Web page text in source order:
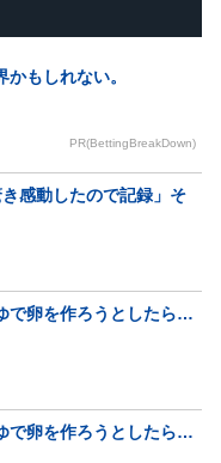
もしれない。
PR(BettingBreakDown)
き感動したので記録」そ
で卵を作ろうとしたら…
で卵を作ろうとしたら…